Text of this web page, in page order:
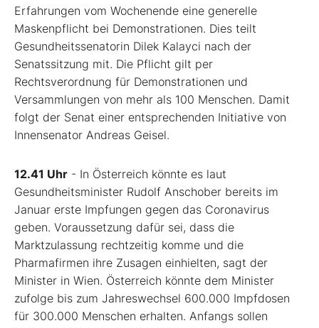
Erfahrungen vom Wochenende eine generelle
Maskenpflicht bei Demonstrationen. Dies teilt
Gesundheitssenatorin Dilek Kalayci nach der
Senatssitzung mit. Die Pflicht gilt per
Rechtsverordnung für Demonstrationen und
Versammlungen von mehr als 100 Menschen. Damit
folgt der Senat einer entsprechenden Initiative von
Innensenator Andreas Geisel.
12.41 Uhr - In Österreich könnte es laut
Gesundheitsminister Rudolf Anschober bereits im
Januar erste Impfungen gegen das Coronavirus
geben. Voraussetzung dafür sei, dass die
Marktzulassung rechtzeitig komme und die
Pharmafirmen ihre Zusagen einhielten, sagt der
Minister in Wien. Österreich könnte dem Minister
zufolge bis zum Jahreswechsel 600.000 Impfdosen
für 300.000 Menschen erhalten. Anfangs sollen